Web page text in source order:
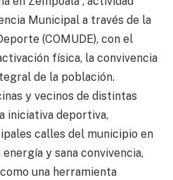
Municipal a través de la
(COMUDE), con el
física, la convivencia
de la población.
y vecinos de distintas
iniciativa deportiva,
calles del municipio en
y sana convivencia,
una herramienta